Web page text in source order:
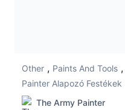
Other , Paints And Tools ,
Painter Alapozó Festékek
The Army Painter